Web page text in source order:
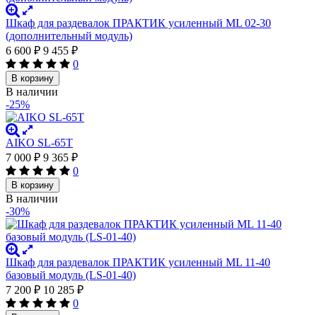
Шкаф для раздевалок ПРАКТИК усиленный ML 02-30
(дополнительный модуль)
6 600 ₽ 9 455 ₽
0
В корзину
В наличии
-25%
AIKO SL-65Т
7 000 ₽ 9 365 ₽
0
В корзину
В наличии
-30%
Шкаф для раздевалок ПРАКТИК усиленный ML 11-40
базовый модуль (LS-01-40)
7 200 ₽ 10 285 ₽
0